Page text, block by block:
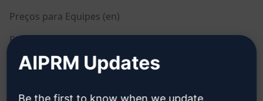
Preços para Equipes (en)
Blog (en)
AIPRM Updates
Be the first to know when we update